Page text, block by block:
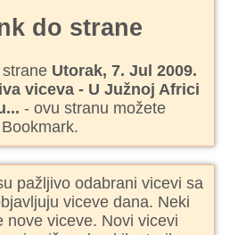
do strane
Utorak, 7. Jul 2009.
viceva - U Južnoj Africi
- ovu stranu možete
pažljivo odabrani vicevi sa
viceve dana. Neki
nove viceve. Novi vicevi